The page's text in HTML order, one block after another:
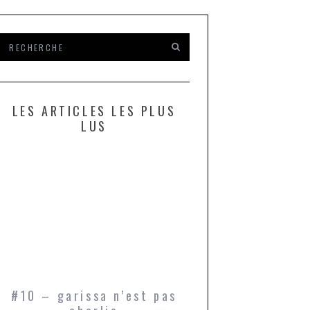
LES ARTICLES LES PLUS
LUS
#10 – garissa n’est pas